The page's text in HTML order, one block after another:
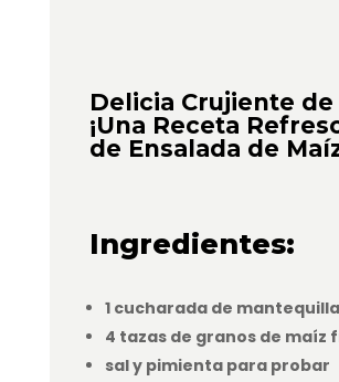
Delicia Crujiente de
¡Una Receta
de Ensalada de
Ingredientes:
1 cucharada de mantequilla
4 tazas de granos de maíz
sal y pimienta para probar